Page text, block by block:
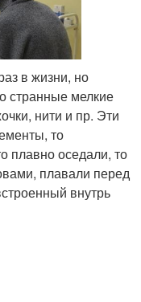
в жизни, но
странные мелкие
нити и пр. Эти
то
плавно оседали, то
плавали перед
внутрь